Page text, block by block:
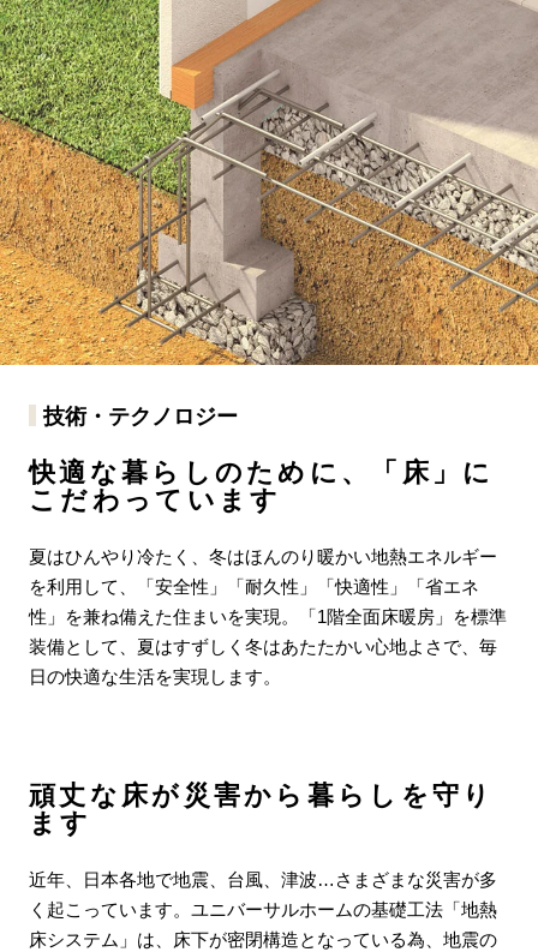
技術・テクノロジー
快適な暮らしのために、「床」に
こだわっています
夏はひんやり冷たく、冬はほんのり暖かい地熱エネルギー
を利用して、「安全性」「耐久性」「快適性」「省エネ
性」を兼ね備えた住まいを実現。「1階全面床暖房」を標準
装備として、夏はすずしく冬はあたたかい心地よさで、毎
日の快適な生活を実現します。
頑丈な床が災害から暮らしを守り
ます
近年、日本各地で地震、台風、津波…さまざまな災害が多
く起こっています。ユニバーサルホームの基礎工法「地熱
床システム」は、床下が密閉構造となっている為、地震の